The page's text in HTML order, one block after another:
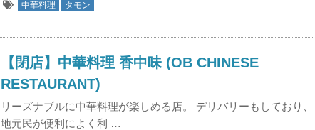
中華料理 タモン
【閉店】中華料理 香中味 (OB CHINESE
RESTAURANT)
リーズナブルに中華料理が楽しめる店。 デリバリーもしており、
地元民が便利によく利 …